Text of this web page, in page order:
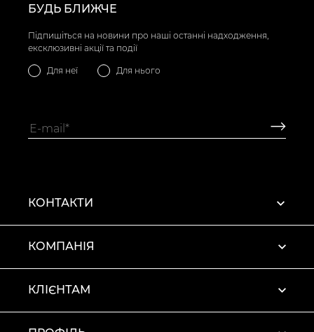
БУДЬ БЛИЖЧЕ
Підпишіться на новини про наші останні надходження,
ексклюзивні акції та події
Для неї Для нього
КОНТАКТИ
КОМПАНІЯ
КЛІЄНТАМ